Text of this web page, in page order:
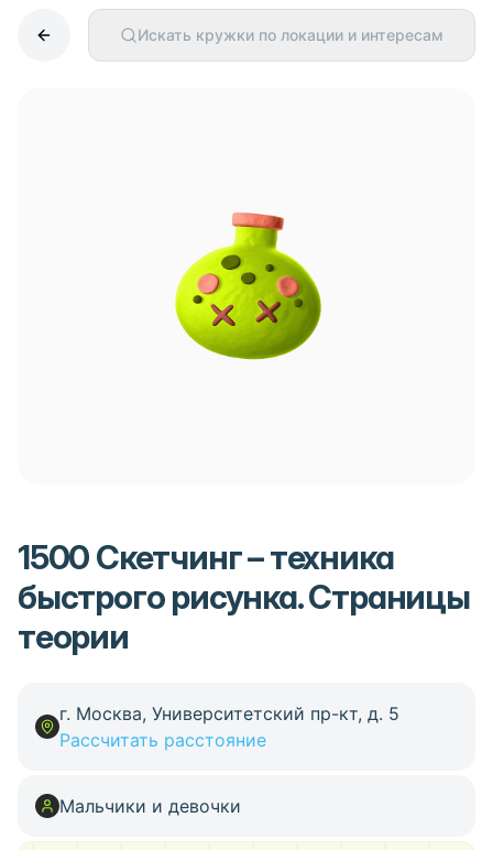
Искать кружки по локации и интересам
1500 Скетчинг – техника
быстрого рисунка. Страницы
теории
г. Москва, Университетский пр-кт, д. 5
Рассчитать расстояние
Мальчики и девочки